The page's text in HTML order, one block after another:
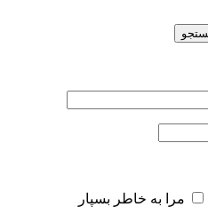
مرا به خاطر بسپار